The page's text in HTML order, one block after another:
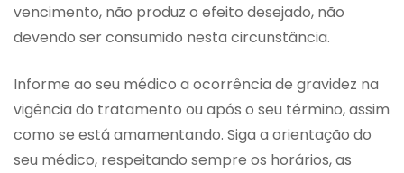
vencimento, não produz o efeito desejado, não
devendo ser consumido nesta circunstância.
Informe ao seu médico a ocorrência de gravidez na
vigência do tratamento ou após o seu término, assim
como se está amamentando. Siga a orientação do
seu médico, respeitando sempre os horários, as